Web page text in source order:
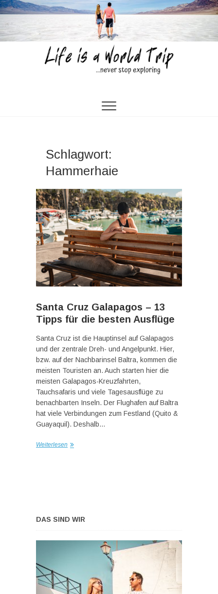
Skip
to
content
Schlagwort:
Hammerhaie
Santa Cruz Galapagos – 13
Tipps für die besten Ausflüge
Santa Cruz ist die Hauptinsel auf Galapagos
und der zentrale Dreh- und Angelpunkt. Hier,
bzw. auf der Nachbarinsel Baltra, kommen die
meisten Touristen an. Auch starten hier die
meisten Galapagos-Kreuzfahrten,
Tauchsafaris und viele Tagesausflüge zu
benachbarten Inseln. Der Flughafen auf Baltra
hat viele Verbindungen zum Festland (Quito &
Guayaquil). Deshalb…
Weiterlesen
DAS SIND WIR